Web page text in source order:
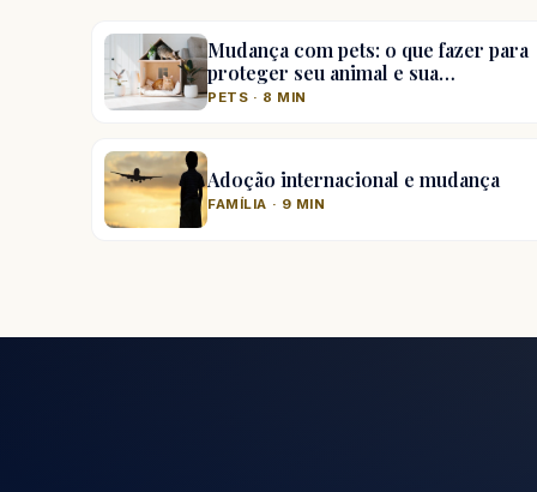
Mudança com pets: o que fazer para
proteger seu animal e sua…
PETS · 8 MIN
Adoção internacional e mudança
FAMÍLIA · 9 MIN